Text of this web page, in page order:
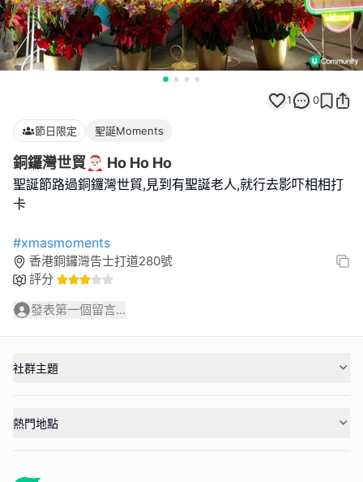
1 0
節日限定 聖誕Moments
銅鑼灣世貿🎅🏻 Ho Ho Ho
聖誕節路過銅鑼灣世貿,見到有聖誕老人,就行去影吓相相打
卡
#xmasmoments
香港銅鑼灣告士打道280號
評分
發表第一個留言...
社群主題
熱門地點